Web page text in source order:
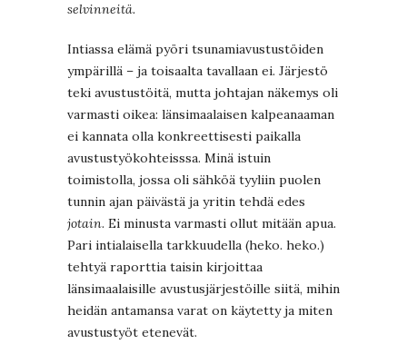
selvinneitä.
Intiassa elämä pyöri tsunamiavustustöiden
ympärillä – ja toisaalta tavallaan ei. Järjestö
teki avustustöitä, mutta johtajan näkemys oli
varmasti oikea: länsimaalaisen kalpeanaaman
ei kannata olla konkreettisesti paikalla
avustustyökohteisssa. Minä istuin
toimistolla, jossa oli sähköä tyyliin puolen
tunnin ajan päivästä ja yritin tehdä edes
jotain. Ei minusta varmasti ollut mitään apua.
Pari intialaisella tarkkuudella (heko. heko.)
tehtyä raporttia taisin kirjoittaa
länsimaalaisille avustusjärjestöille siitä, mihin
heidän antamansa varat on käytetty ja miten
avustustyöt etenevät.